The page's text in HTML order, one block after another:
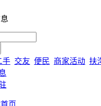
手 交友 便民 商家活动 扶
页